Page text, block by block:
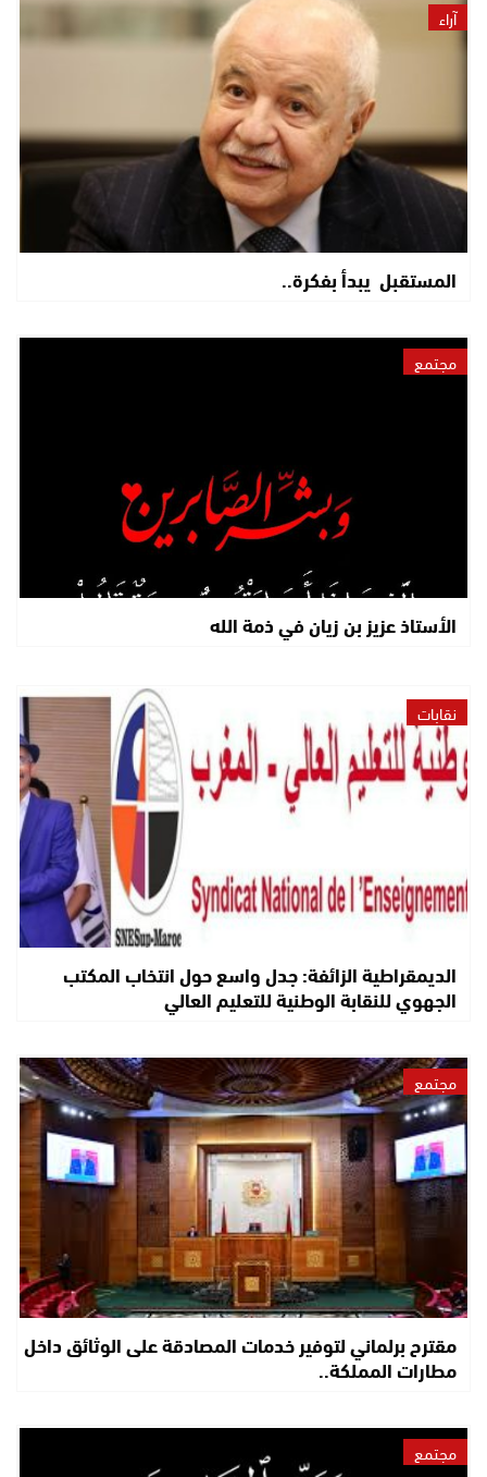
آراء
المستقبل يبدأ بفكرة..
مجتمع
الأستاذ عزيز بن زيان في ذمة الله
نقابات
الديمقراطية الزائفة: جدل واسع حول انتخاب المكتب
الجهوي للنقابة الوطنية للتعليم العالي
مجتمع
مقترح برلماني لتوفير خدمات المصادقة على الوثائق داخل
مطارات المملكة..
مجتمع